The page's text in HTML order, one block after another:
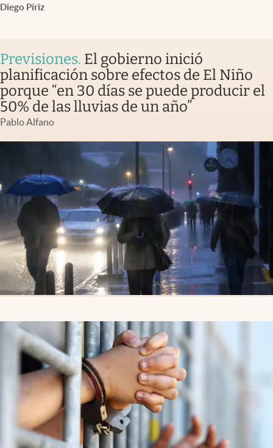
Diego Píriz
Previsiones. El gobierno inició
planificación sobre efectos de El Niño
porque “en 30 días se puede producir el
50% de las lluvias de un año”
Pablo Alfano